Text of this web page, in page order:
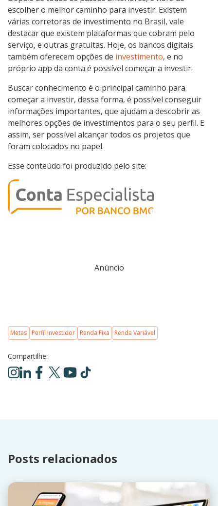
escolher o melhor caminho para investir. Existem
várias corretoras de investimento no Brasil, vale
destacar que existem plataformas que cobram pelo
serviço, e outras gratuitas. Hoje, os bancos digitais
também oferecem opções de investimento, e no
próprio app da conta é possível começar a investir.
Buscar conhecimento é o principal caminho para
começar a investir, dessa forma, é possível conseguir
informações importantes, que ajudam a descobrir as
melhores opções de investimentos para o seu perfil. E
assim, ser possível alcançar todos os projetos que
foram colocados no papel.
Esse conteúdo foi produzido pelo site:
Anúncio
Metas Perfil Investidor Renda Fixa Renda Variável
Compartilhe:
Posts relacionados